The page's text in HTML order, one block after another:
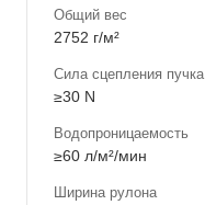
Общий вес
2752 г/м²
Сила сцепления пучка
≥30 N
Водопроницаемость
≥60 л/м²/мин
Ширина рулона